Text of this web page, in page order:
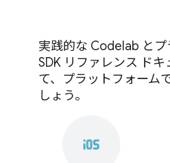
実践的な Codelab とプ
SDK リファレンス ド
て、プラットフォーム
しょう。